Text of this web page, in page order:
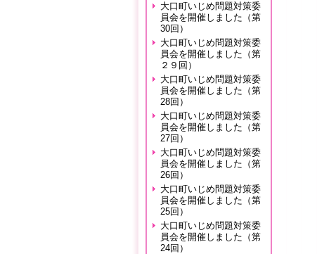
大口町いじめ問題対策委
員会を開催しました（第
30回）
大口町いじめ問題対策委
員会を開催しました（第
２９回）
大口町いじめ問題対策委
員会を開催しました（第
28回）
大口町いじめ問題対策委
員会を開催しました（第
27回）
大口町いじめ問題対策委
員会を開催しました（第
26回）
大口町いじめ問題対策委
員会を開催しました（第
25回）
大口町いじめ問題対策委
員会を開催しました（第
24回）